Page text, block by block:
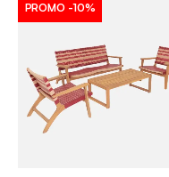
PROMO -10%